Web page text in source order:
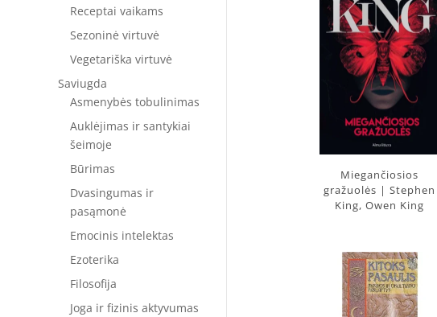
Receptai vaikams
Sezoninė virtuvė
Vegetariška virtuvė
Saviugda
Asmenybės tobulinimas
Auklėjimas ir santykiai
šeimoje
Būrimas
Dvasingumas ir
pasąmonė
Emocinis intelektas
Ezoterika
Filosofija
Joga ir fizinis aktyvumas
Miegančiosios
gražuolės | Stephen
King, Owen King